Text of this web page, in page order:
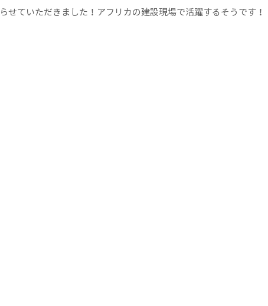
せていただきました！アフリカの建設現場で活躍するそうです！